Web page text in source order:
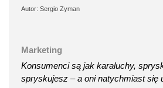
Autor: Sergio Zyman
Marketing
Konsumenci są jak karaluchy,
spryskujesz – a oni natychmiast się